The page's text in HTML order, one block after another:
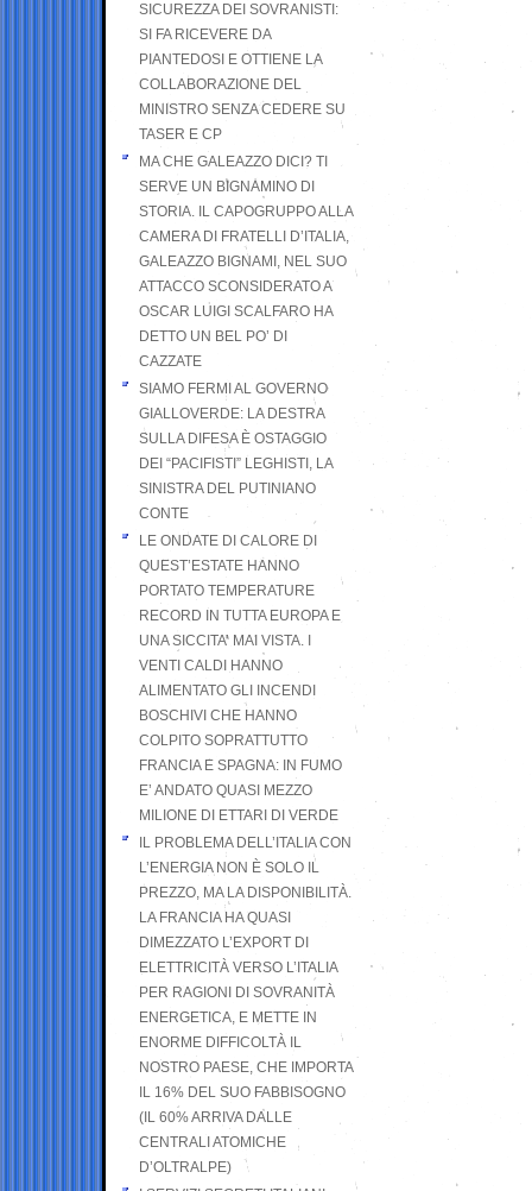
SICUREZZA DEI SOVRANISTI:
SI FA RICEVERE DA
PIANTEDOSI E OTTIENE LA
COLLABORAZIONE DEL
MINISTRO SENZA CEDERE SU
TASER E CP
MA CHE GALEAZZO DICI? TI
SERVE UN BIGNAMINO DI
STORIA. IL CAPOGRUPPO ALLA
CAMERA DI FRATELLI D’ITALIA,
GALEAZZO BIGNAMI, NEL SUO
ATTACCO SCONSIDERATO A
OSCAR LUIGI SCALFARO HA
DETTO UN BEL PO’ DI
CAZZATE
SIAMO FERMI AL GOVERNO
GIALLOVERDE: LA DESTRA
SULLA DIFESA È OSTAGGIO
DEI “PACIFISTI” LEGHISTI, LA
SINISTRA DEL PUTINIANO
CONTE
LE ONDATE DI CALORE DI
QUEST’ESTATE HANNO
PORTATO TEMPERATURE
RECORD IN TUTTA EUROPA E
UNA SICCITA’ MAI VISTA. I
VENTI CALDI HANNO
ALIMENTATO GLI INCENDI
BOSCHIVI CHE HANNO
COLPITO SOPRATTUTTO
FRANCIA E SPAGNA: IN FUMO
E’ ANDATO QUASI MEZZO
MILIONE DI ETTARI DI VERDE
IL PROBLEMA DELL’ITALIA CON
L’ENERGIA NON È SOLO IL
PREZZO, MA LA DISPONIBILITÀ.
LA FRANCIA HA QUASI
DIMEZZATO L’EXPORT DI
ELETTRICITÀ VERSO L’ITALIA
PER RAGIONI DI SOVRANITÀ
ENERGETICA, E METTE IN
ENORME DIFFICOLTÀ IL
NOSTRO PAESE, CHE IMPORTA
IL 16% DEL SUO FABBISOGNO
(IL 60% ARRIVA DALLE
CENTRALI ATOMICHE
D’OLTRALPE)